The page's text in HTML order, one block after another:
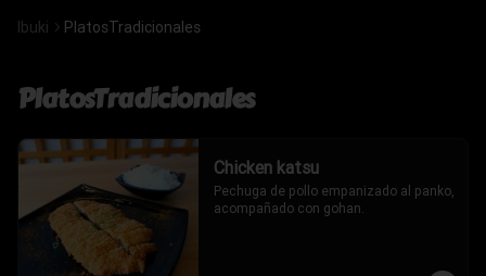
Ibuki PlatosTradicionales
PlatosTradicionales
Chicken katsu
Pechuga de pollo empanizado al panko,
acompañado con gohan.